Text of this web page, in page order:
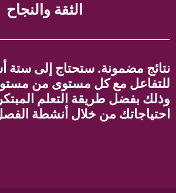
الثقة والنجاح
نتائج مضمونة. ستحتاج إلى ستة
للتفاعل مع كل مستوى من
وذلك بفضل طريقة التعلم
احتياجاتك من خلال أنشطة